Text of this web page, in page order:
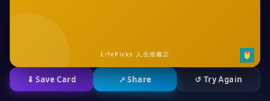
LifePicks 人生推書店
⬇ Save Card ↗ Share ↺ Try Again